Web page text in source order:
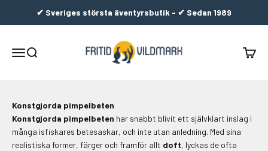
✔ Sveriges största äventyrsbutik - ✔ Sedan 1989
MenySök
Fritid & Vildmark
Konstgjorda pimpelbeten
Konstgjorda pimpelbeten har snabbt blivit ett självklart inslag i
många isfiskares betesaskar, och inte utan anledning. Med sina
realistiska former, färger och framför allt doft, lyckas de ofta